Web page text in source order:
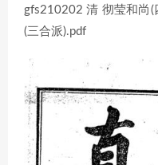
gfs210202 清 彻莹和尚(
(三合派).pdf